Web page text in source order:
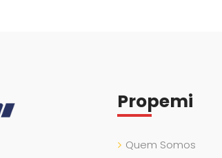
Propemi
Quem Somos